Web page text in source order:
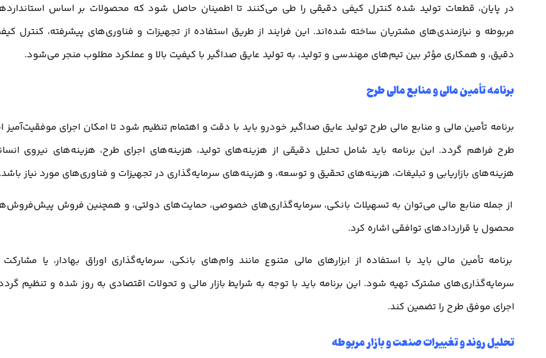
در پایان، قطعات تولید شده کنترل کیفی دقیقی را طی می‌کنند تا اطمینان حاصل شود که محصولات بر اساس
مربوطه و نیازمندی‌های مشتریان ساخته شده‌اند. این فرایند از طریق استفاده از تجهیزات و فناوری‌های پیشرفته، کنترل
دقیق، و همکاری مؤثر بین تیم‌های مهندسی و تولید، به تولید عایق صداگیر با کیفیت بالا و عملکرد مطلوب منجر می‌شود.
برنامه تأمین مالی و منابع مالی طرح
برنامه تأمین مالی و منابع مالی طرح تولید عایق صداگیر خودرو باید با دقت و اهتمام تنظیم شود تا امکان اجرای موفقیت‌آمیز
طرح فراهم گردد. این برنامه باید شامل تحلیل دقیقی از هزینه‌های تولید، هزینه‌های اجرای طرح، هزینه‌های نیروی
هزینه‌های بازاریابی و تبلیغات، هزینه‌های تحقیق و توسعه، و هزینه‌های سرمایه‌گذاری در تجهیزات و فناوری‌های مورد نیاز باشد.
از جمله منابع مالی می‌توان به تسهیلات بانکی، سرمایه‌گذاری‌های خصوصی، حمایت‌های دولتی، و همچنین فروش
محصول یا قراردادهای توافقی اشاره کرد.
برنامه تأمین مالی باید با استفاده از ابزارهای مالی متنوع مانند وام‌های بانکی، سرمایه‌گذاری اوراق بهادار، یا
سرمایه‌گذاری‌های مشترک تهیه شود. این برنامه باید با توجه به شرایط بازار مالی و تحولات اقتصادی به روز شده و تنظیم
اجرای موفق طرح را تضمین کند.
تحلیل روند و تغییرات صنعت و بازار مربوطه